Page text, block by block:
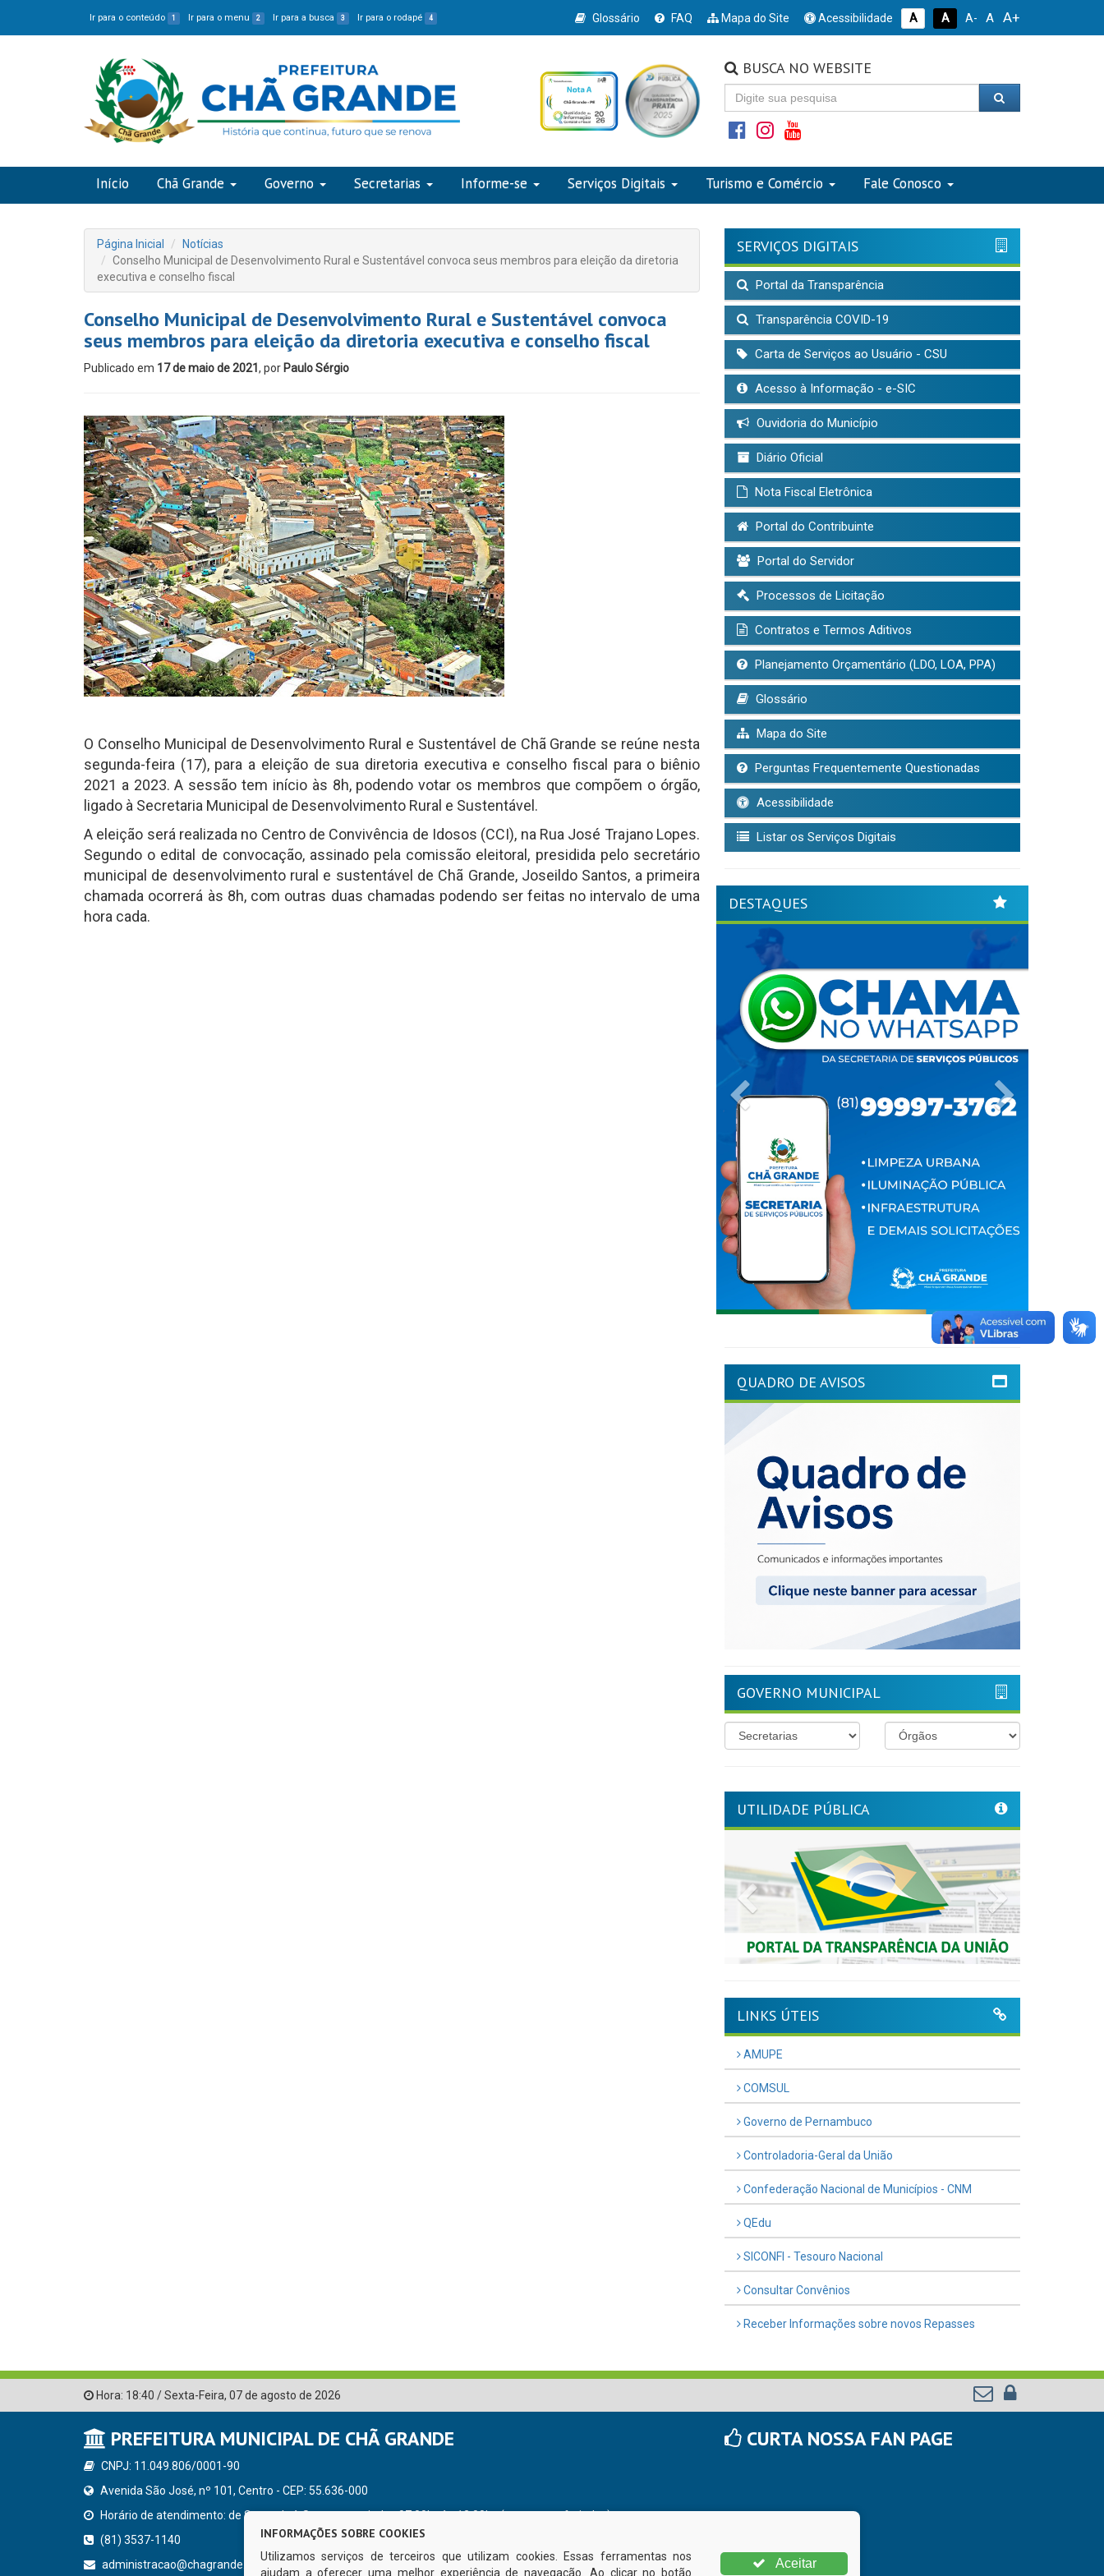
Ir para o conteúdo 1 Ir para o menu 2 Ir para a busca 3 Ir para o rodapé 4 Glossário FAQ Mapa do Site Acessibilidade A A A- A A+
BUSCA NO WEBSITE
Início Chã Grande Governo Secretarias Informe-se Serviços Digitais Turismo e Comércio Fale Conosco
Página Inicial
Notícias
Conselho Municipal de Desenvolvimento Rural e Sustentável convoca seus membros para eleição da diretoria
executiva e conselho fiscal
Conselho Municipal de Desenvolvimento Rural e Sustentável convoca
seus membros para eleição da diretoria executiva e conselho fiscal
Publicado em 17 de maio de 2021 , por Paulo Sérgio
O Conselho Municipal de Desenvolvimento Rural e Sustentável de Chã Grande se reúne nesta
segunda-feira (17), para a eleição de sua diretoria executiva e conselho fiscal para o biênio
2021 a 2023. A sessão tem início às 8h, podendo votar os membros que compõem o órgão,
ligado à Secretaria Municipal de Desenvolvimento Rural e Sustentável.
A eleição será realizada no Centro de Convivência de Idosos (CCI), na Rua José Trajano Lopes.
Segundo o edital de convocação, assinado pela comissão eleitoral, presidida pelo secretário
municipal de desenvolvimento rural e sustentável de Chã Grande, Joseildo Santos, a primeira
chamada ocorrerá às 8h, com outras duas chamadas podendo ser feitas no intervalo de uma
hora cada.
SERVIÇOS DIGITAIS
Portal da Transparência
Transparência COVID-19
Carta de Serviços ao Usuário - CSU
Acesso à Informação - e-SIC
Ouvidoria do Município
Diário Oficial
Nota Fiscal Eletrônica
Portal do Contribuinte
Portal do Servidor
Processos de Licitação
Contratos e Termos Aditivos
Planejamento Orçamentário (LDO, LOA, PPA)
Glossário
Mapa do Site
Perguntas Frequentemente Questionadas
Acessibilidade
Listar os Serviços Digitais
DESTAQUES
Previous
QUADRO DE AVISOS
GOVERNO MUNICIPAL
UTILIDADE PÚBLICA
Previous
LINKS ÚTEIS
AMUPE
COMSUL
Governo de Pernambuco
Controladoria-Geral da União
Confederação Nacional de Municípios - CNM
QEdu
SICONFI - Tesouro Nacional
Consultar Convênios
Receber Informações sobre novos Repasses
Hora: 18:40 /Sexta-Feira, 07 de agosto de 2026
PREFEITURA MUNICIPAL DE CHÃ GRANDE
CNPJ: 11.049.806/0001-90
Avenida São José, nº 101, Centro - CEP: 55.636-000
Horário de atendimento: de Segunda à Sexta, a partir das 07:00hs às 13:00hs (exceto nos feriados)
(81) 3537-1140
administracao@chagrande.pe.gov.br
CURTA NOSSA FAN PAGE
INFORMAÇÕES SOBRE COOKIES
Utilizamos serviços de terceiros que utilizam cookies. Essas ferramentas nos
ajudam a oferecer uma melhor experiência de navegação. Ao clicar no botão
Aceitar